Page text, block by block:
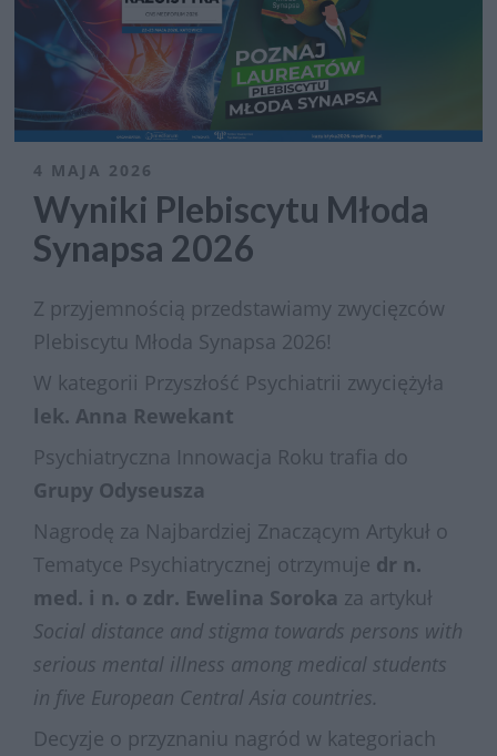
4 MAJA 2026
Wyniki Plebiscytu Młoda
Synapsa 2026
Z przyjemnością przedstawiamy zwycięzców
Plebiscytu Młoda Synapsa 2026!
W kategorii Przyszłość Psychiatrii zwyciężyła
lek. Anna Rewekant
Psychiatryczna Innowacja Roku trafia do
Grupy Odyseusza
Nagrodę za Najbardziej Znaczącym Artykuł o
Tematyce Psychiatrycznej otrzymuje dr n.
med. i n. o zdr. Ewelina Soroka za artykuł
Social distance and stigma towards persons with
serious mental illness among medical students
in five European Central Asia countries.
Decyzje o przyznaniu nagród w kategoriach